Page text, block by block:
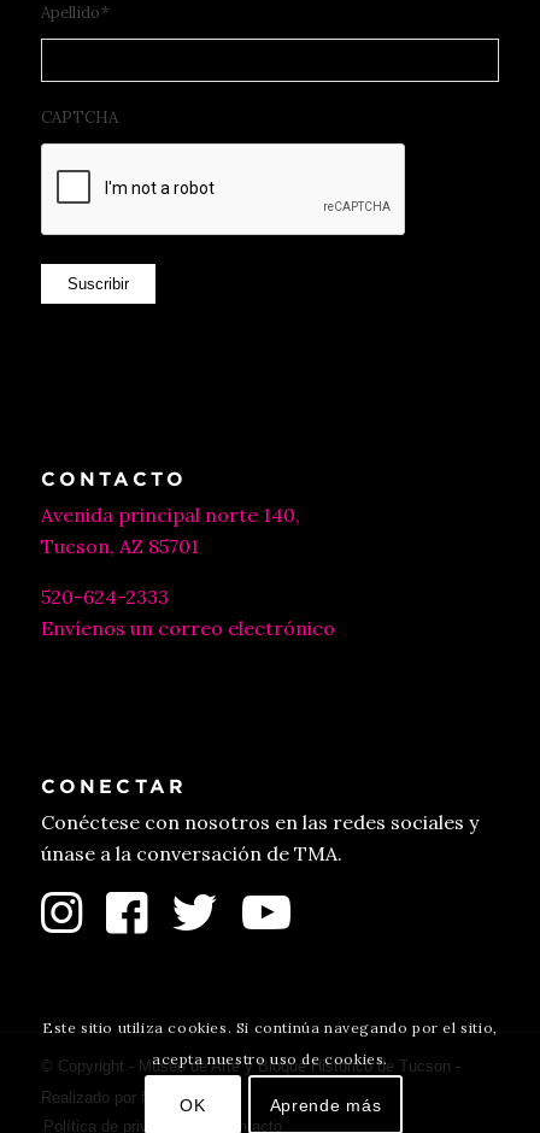
Apellido*
CAPTCHA
Suscribir
CONTACTO
Avenida principal norte 140,
Tucson, AZ 85701
520-624-2333
Envíenos un correo electrónico
CONECTAR
Conéctese con nosotros en las redes sociales y
únase a la conversación de TMA.
© Copyright - Museo de Arte y Bloque Histórico de Tucson -
Realizado por fulano.
Política de privacidad
Contacto
Este sitio utiliza cookies. Si continúa navegando por el sitio,
acepta nuestro uso de cookies.
OK Aprende más